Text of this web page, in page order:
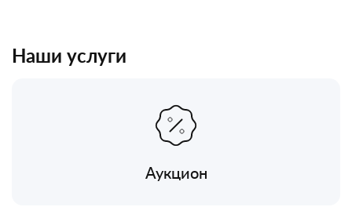
Наши услуги
Аукцион